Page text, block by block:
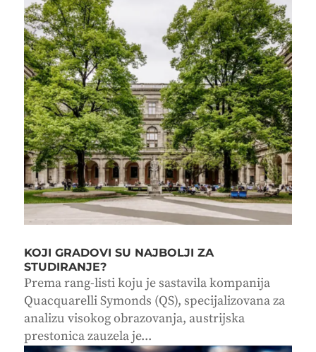
KOJI GRADOVI SU NAJBOLJI ZA
STUDIRANJE?
Prema rang-listi koju je sastavila kompanija
Quacquarelli Symonds (QS), specijalizovana za
analizu visokog obrazovanja, austrijska
prestonica zauzela je...